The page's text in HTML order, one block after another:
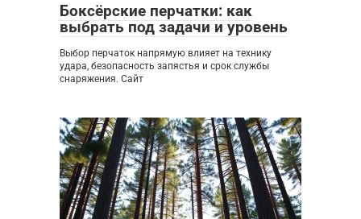
Боксёрские перчатки: как
выбрать под задачи и уровень
Выбор перчаток напрямую влияет на технику
удара, безопасность запястья и срок службы
снаряжения. Сайт